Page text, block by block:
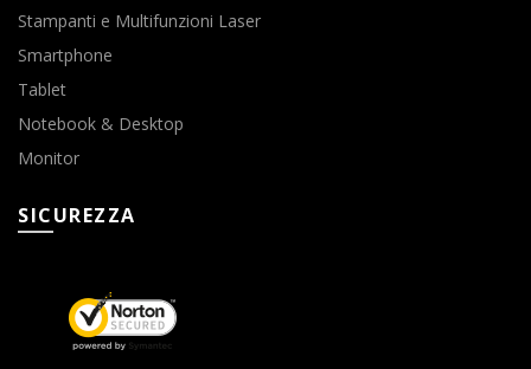
Stampanti e Multifunzioni Laser
Smartphone
Tablet
Notebook & Desktop
Monitor
SICUREZZA